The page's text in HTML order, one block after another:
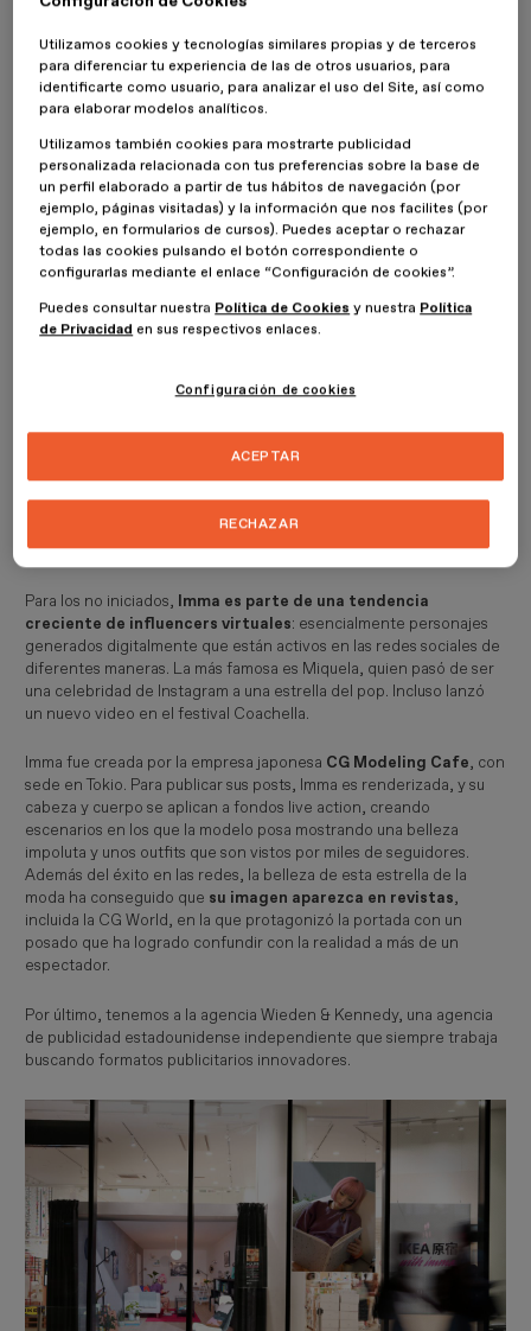
tendencias como elPunk o el Emo
Por otro lado, tenemos a IKEA que desde hace años está
apostando fuerte por la virtualidad, ya es conocida su asesora
virtual trabajada con Inteligencia Artificial que la marca de
ahora han creado una influencer virtual, se llamaImma
Para los no iniciados, Imma es parte de una tendencia
creciente de influencers virtuales: esencialmente personajes
generados digitalmente que están activos en las redes sociales de
diferentes maneras. La más famosa es Miquela, quien pasó de ser
una celebridad de Instagram a una estrella del pop. Incluso lanzó
un nuevo video en el festival Coachella.
Imma fue creada por la empresa japonesa CG Modeling Cafe, con
sede en Tokio. Para publicar sus posts, Imma es renderizada, y su
cabeza y cuerpo se aplican a fondos live action, creando
escenarios en los que la modelo posa mostrando una belleza
impoluta y unos outfits que son vistos por miles de seguidores.
Además del éxito en las redes, la belleza de esta estrella de la
moda ha conseguido que su imagen aparezca en revistas,
incluida la CG World, en la que protagonizó la portada con un
posado que ha logrado confundir con la realidad a más de un
espectador.
Por último, tenemos a la agencia Wieden & Kennedy, una agencia
de publicidad estadounidense independiente que siempre trabaja
buscando formatos publicitarios innovadores.
Utilizamos cookies y tecnologías similares propias y de terceros
para diferenciar tu experiencia de las de otros usuarios, para
identificarte como usuario, para analizar el uso del Site, así como
para elaborar modelos analíticos.
Utilizamos también cookies para mostrarte publicidad
personalizada relacionada con tus preferencias sobre la base de
un perfil elaborado a partir de tus hábitos de navegación (por
ejemplo, páginas visitadas) y la información que nos facilites (por
ejemplo, en formularios de cursos). Puedes aceptar o rechazar
todas las cookies pulsando el botón correspondiente o
configurarlas mediante el enlace “Configuración de cookies”.
Puedes consultar nuestra Política de Cookies y nuestra Política
de Privacidad en sus respectivos enlaces.
Configuración de cookies
RECHAZAR
ACEPTAR